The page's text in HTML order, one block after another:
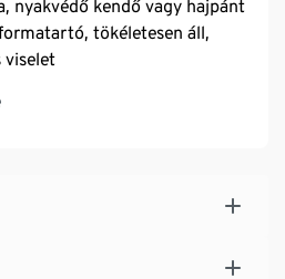
nyakvédő kendő vagy hajpánt
tökéletesen áll,
viselet